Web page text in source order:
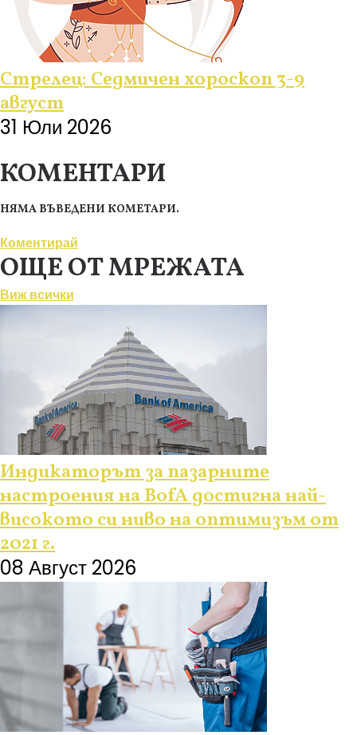
Стрелец: Седмичен хороскоп 3-9
август
31 Юли 2026
КОМЕНТАРИ
НЯМА ВЪВЕДЕНИ КОМЕТАРИ.
Коментирай
ОЩЕ ОТ МРЕЖАТА
Виж всички
Индикаторът за пазарните
настроения на BofA достигна най-
високото си ниво на оптимизъм от
2021 г.
08 Август 2026